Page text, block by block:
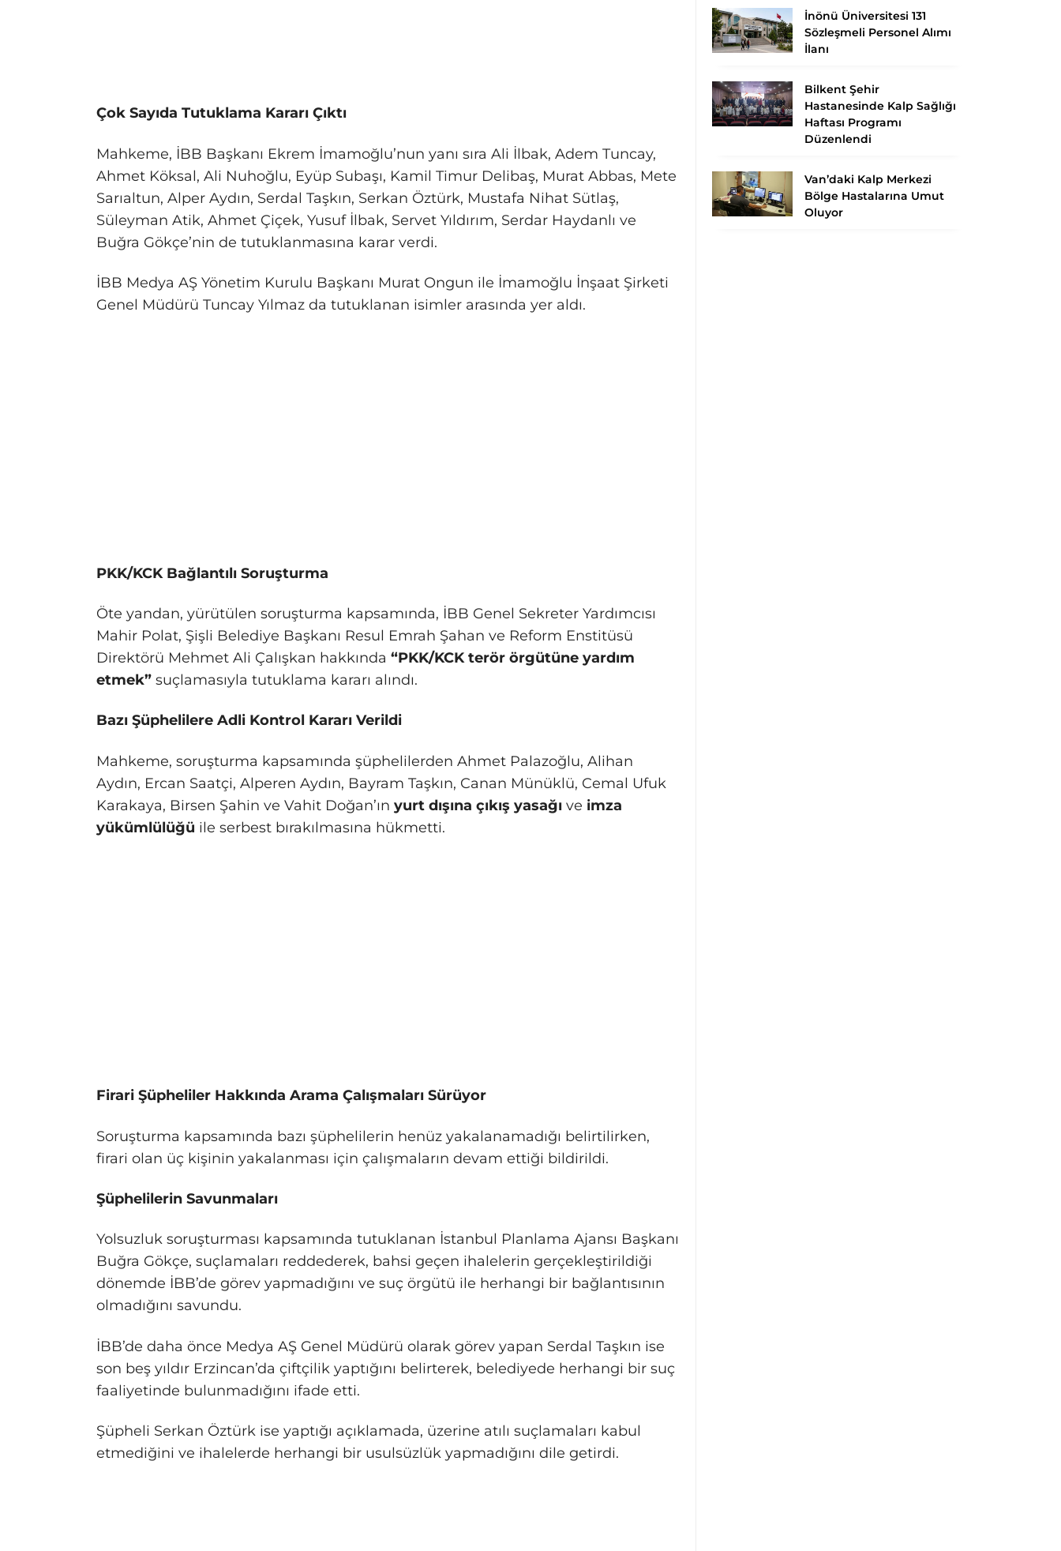
Çok Sayıda Tutuklama Kararı Çıktı
Mahkeme, İBB Başkanı Ekrem İmamoğlu’nun yanı sıra Ali İlbak, Adem Tuncay,
Ahmet Köksal, Ali Nuhoğlu, Eyüp Subaşı, Kamil Timur Delibaş, Murat Abbas, Mete
Sarıaltun, Alper Aydın, Serdal Taşkın, Serkan Öztürk, Mustafa Nihat Sütlaş,
Süleyman Atik, Ahmet Çiçek, Yusuf İlbak, Servet Yıldırım, Serdar Haydanlı ve
Buğra Gökçe’nin de tutuklanmasına karar verdi.
İBB Medya AŞ Yönetim Kurulu Başkanı Murat Ongun ile İmamoğlu İnşaat Şirketi
Genel Müdürü Tuncay Yılmaz da tutuklanan isimler arasında yer aldı.
PKK/KCK Bağlantılı Soruşturma
Öte yandan, yürütülen soruşturma kapsamında, İBB Genel Sekreter Yardımcısı
Mahir Polat, Şişli Belediye Başkanı Resul Emrah Şahan ve Reform Enstitüsü
Direktörü Mehmet Ali Çalışkan hakkında “PKK/KCK terör örgütüne yardım
etmek” suçlamasıyla tutuklama kararı alındı.
Bazı Şüphelilere Adli Kontrol Kararı Verildi
Mahkeme, soruşturma kapsamında şüphelilerden Ahmet Palazoğlu, Alihan
Aydın, Ercan Saatçi, Alperen Aydın, Bayram Taşkın, Canan Münüklü, Cemal Ufuk
Karakaya, Birsen Şahin ve Vahit Doğan’ın yurt dışına çıkış yasağı ve imza
yükümlülüğü ile serbest bırakılmasına hükmetti.
Firari Şüpheliler Hakkında Arama Çalışmaları Sürüyor
Soruşturma kapsamında bazı şüphelilerin henüz yakalanamadığı belirtilirken,
firari olan üç kişinin yakalanması için çalışmaların devam ettiği bildirildi.
Şüphelilerin Savunmaları
Yolsuzluk soruşturması kapsamında tutuklanan İstanbul Planlama Ajansı Başkanı
Buğra Gökçe, suçlamaları reddederek, bahsi geçen ihalelerin gerçekleştirildiği
dönemde İBB’de görev yapmadığını ve suç örgütü ile herhangi bir bağlantısının
olmadığını savundu.
İBB’de daha önce Medya AŞ Genel Müdürü olarak görev yapan Serdal Taşkın ise
son beş yıldır Erzincan’da çiftçilik yaptığını belirterek, belediyede herhangi bir suç
faaliyetinde bulunmadığını ifade etti.
Şüpheli Serkan Öztürk ise yaptığı açıklamada, üzerine atılı suçlamaları kabul
etmediğini ve ihalelerde herhangi bir usulsüzlük yapmadığını dile getirdi.
İnönü Üniversitesi 131
Sözleşmeli Personel Alımı
İlanı
Bilkent Şehir
Hastanesinde Kalp Sağlığı
Haftası Programı
Düzenlendi
Van’daki Kalp Merkezi
Bölge Hastalarına Umut
Oluyor